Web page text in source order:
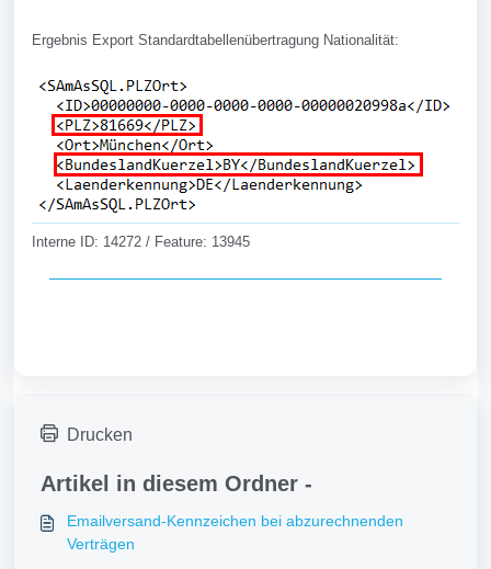
Ergebnis Export Standardtabellenübertragung Nationalität:
Interne ID: 14272 / Feature: 13945
Drucken
Artikel in diesem Ordner -
Emailversand-Kennzeichen bei abzurechnenden
Verträgen